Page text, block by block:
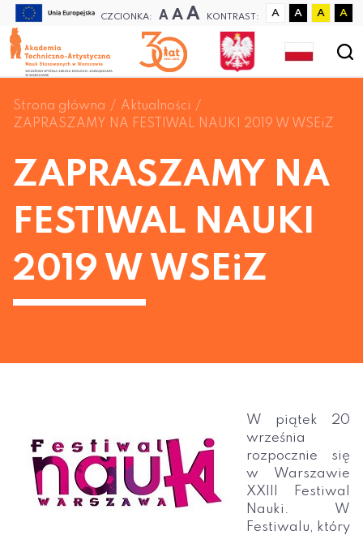
CZCIONKA: A A A KONTRAST: A A A A
Strona główna
Aktualności
ZAPRASZAMY NA FESTIWAL NAUKI 2019 W WSEiZ
ZAPRASZAMY NA
FESTIWAL NAUKI
2019 W WSEiZ
W piątek 20
września
rozpocznie się
w Warszawie
XXIII Festiwal
Nauki. W
Festiwalu, który